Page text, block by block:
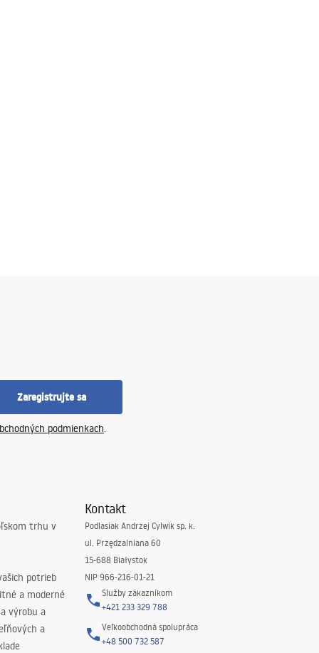
Zaregistrujte sa
podmienkach.
trhu v
potrieb
a moderné
výrobu a
a
Kontakt
Podlasiak Andrzej Cylwik sp. k.
ul. Przędzalniana 60
15-688 Białystok
NIP 966-216-01-21
Služby zákazníkom
+421 233 329 788
Veľkoobchodná spolupráca
+48 500 732 587